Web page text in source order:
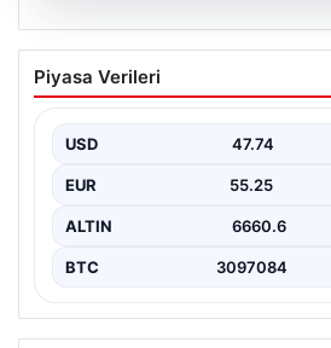
Kelebek chat adresi İle
Seviyeli Adresi Ve
kurması ciddi bir hassasiyet
olarak…
Piyasa Verileri
USD 47.74
EUR 55.25
ALTIN 6660.6
BTC 3097084